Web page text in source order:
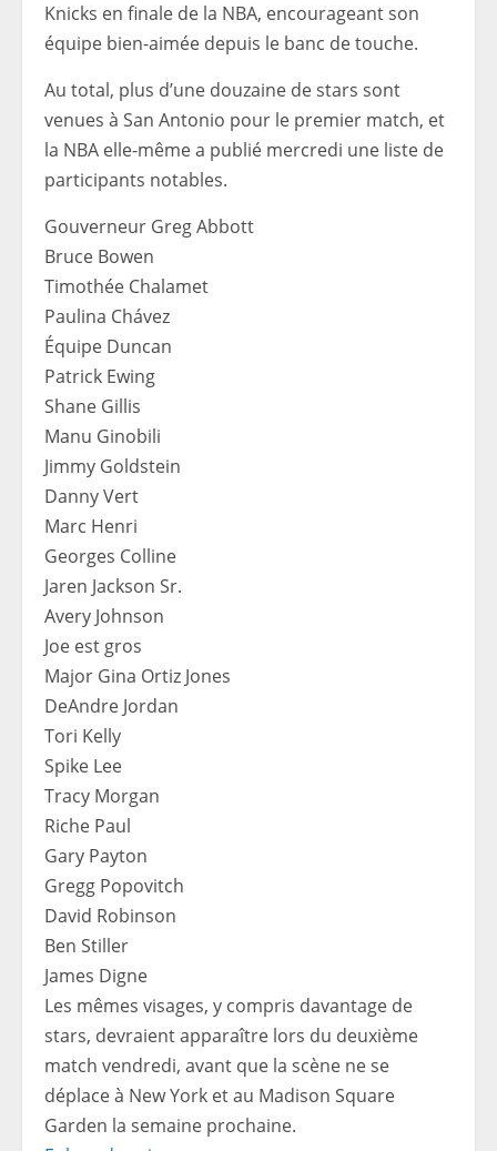
Knicks en finale de la NBA, encourageant son
équipe bien-aimée depuis le banc de touche.
Au total, plus d’une douzaine de stars sont
venues à San Antonio pour le premier match, et
la NBA elle-même a publié mercredi une liste de
participants notables.
Gouverneur Greg Abbott
Bruce Bowen
Timothée Chalamet
Paulina Chávez
Équipe Duncan
Patrick Ewing
Shane Gillis
Manu Ginobili
Jimmy Goldstein
Danny Vert
Marc Henri
Georges Colline
Jaren Jackson Sr.
Avery Johnson
Joe est gros
Major Gina Ortiz Jones
DeAndre Jordan
Tori Kelly
Spike Lee
Tracy Morgan
Riche Paul
Gary Payton
Gregg Popovitch
David Robinson
Ben Stiller
James Digne
Les mêmes visages, y compris davantage de
stars, devraient apparaître lors du deuxième
match vendredi, avant que la scène ne se
déplace à New York et au Madison Square
Garden la semaine prochaine.